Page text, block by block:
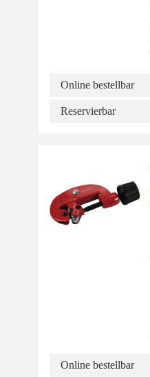
Online bestellbar
Reservierbar
Online bestellbar